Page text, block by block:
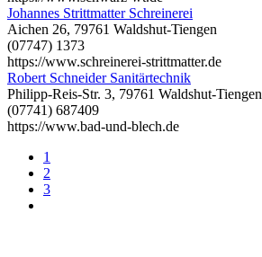
Johannes Strittmatter Schreinerei
Aichen 26, 79761 Waldshut-Tiengen
(07747) 1373
https://www.schreinerei-strittmatter.de
Robert Schneider Sanitärtechnik
Philipp-Reis-Str. 3, 79761 Waldshut-Tiengen
(07741) 687409
https://www.bad-und-blech.de
1
2
3